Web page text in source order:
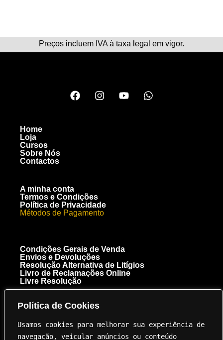
Política de Cookies
Usamos cookies para melhorar sua experiência de
navegação, veicular anúncios ou conteúdo
Preços incluem IVA à taxa legal em vigor.
Home
Loja
Cursos
Sobre Nós
Contactos
A minha conta
Termos e Condições
Política de Privacidade
Métodos de Pagamento
Condições Gerais de Venda
Envios e Devoluções
Resolução Alternativa de Litígios
Livro de Reclamações Online
Livre Resolução
Royal Carbon Creations Unipessoal, Lda. EN 125 Troto Km 95.5
8135-040 Almancil NIF 515237264